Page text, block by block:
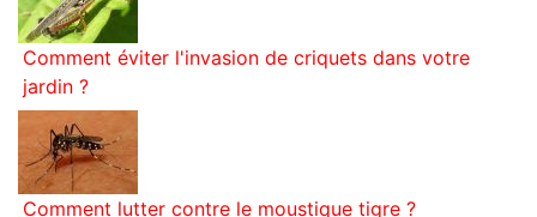
Comment éviter l'invasion de criquets dans votre
jardin ?
Comment lutter contre le moustique tigre ?